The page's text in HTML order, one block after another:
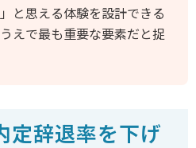
と思える体験を設計できる
えで最も重要な要素だと捉
定辞退率を下げ